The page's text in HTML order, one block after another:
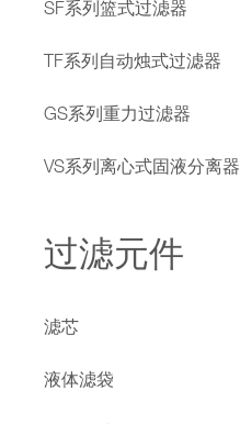
SF系列篮式过滤器
TF系列自动烛式过滤器
GS系列重力过滤器
VS系列离心式固液分离器
过滤元件
滤芯
液体滤袋